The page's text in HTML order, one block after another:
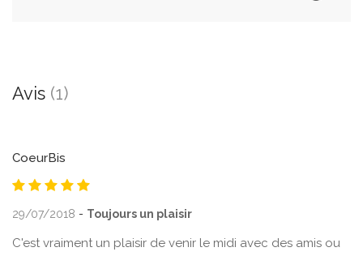
Avis (1)
CoeurBis
29/07/2018 - Toujours un plaisir
C'est vraiment un plaisir de venir le midi avec des amis ou